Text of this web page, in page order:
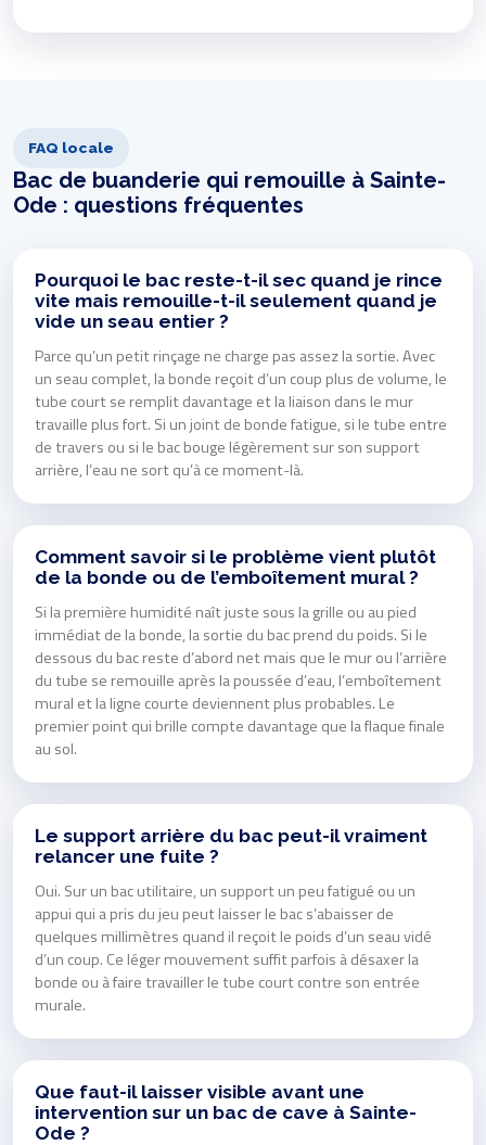
FAQ locale
Bac de buanderie qui remouille à Sainte-
Ode : questions fréquentes
Pourquoi le bac reste-t-il sec quand je rince
vite mais remouille-t-il seulement quand je
vide un seau entier ?
Parce qu’un petit rinçage ne charge pas assez la sortie. Avec
un seau complet, la bonde reçoit d’un coup plus de volume, le
tube court se remplit davantage et la liaison dans le mur
travaille plus fort. Si un joint de bonde fatigue, si le tube entre
de travers ou si le bac bouge légèrement sur son support
arrière, l’eau ne sort qu’à ce moment-là.
Comment savoir si le problème vient plutôt
de la bonde ou de l’emboîtement mural ?
Si la première humidité naît juste sous la grille ou au pied
immédiat de la bonde, la sortie du bac prend du poids. Si le
dessous du bac reste d’abord net mais que le mur ou l’arrière
du tube se remouille après la poussée d’eau, l’emboîtement
mural et la ligne courte deviennent plus probables. Le
premier point qui brille compte davantage que la flaque finale
au sol.
Le support arrière du bac peut-il vraiment
relancer une fuite ?
Oui. Sur un bac utilitaire, un support un peu fatigué ou un
appui qui a pris du jeu peut laisser le bac s’abaisser de
quelques millimètres quand il reçoit le poids d’un seau vidé
d’un coup. Ce léger mouvement suffit parfois à désaxer la
bonde ou à faire travailler le tube court contre son entrée
murale.
Que faut-il laisser visible avant une
intervention sur un bac de cave à Sainte-
Ode ?